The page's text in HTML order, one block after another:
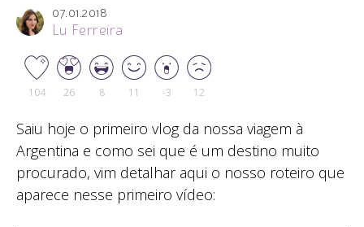
07.01.2018
Lu Ferreira
104 26 8 11 -3 12
Saiu hoje o primeiro vlog da nossa viagem à
Argentina e como sei que é um destino muito
procurado, vim detalhar aqui o nosso roteiro que
aparece nesse primeiro vídeo: